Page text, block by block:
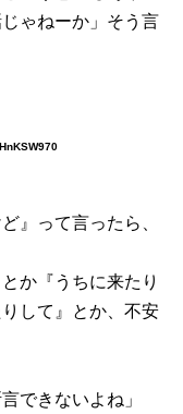
ゃねーか」そう言
』って言ったら、
か『うちに来たり
して』とか、不安
できないよね」